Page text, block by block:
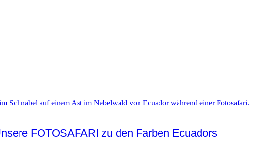
FOTOSAFARI zu den Farben Ecuadors